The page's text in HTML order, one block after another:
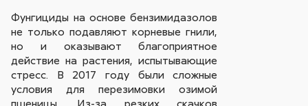
Фунгициды на основе бензимидазолов
не только подавляют корневые гнили,
но и оказывают благоприятное
действие на растения, испытывающие
стресс. В 2017 году были сложные
условия для перезимовки озимой
пшеницы. Из-за резких скачков